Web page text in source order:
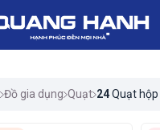
Đồ gia dụng Quạt 24Quạt hộp